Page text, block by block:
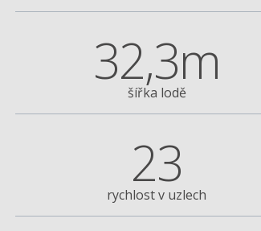
32,3m
šířka lodě
23
rychlost v uzlech